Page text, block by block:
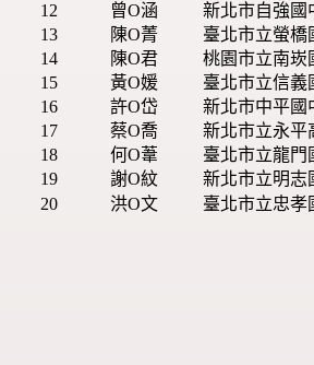
12
曾O涵
新北市自強國
13
陳O菁
臺北市立螢橋
14
陳O君
桃園市立南崁
15
黃O媛
臺北市立信義
16
許O岱
新北市中平國
17
蔡O喬
新北市立永平
18
何O葦
臺北市立龍門
19
謝O紋
新北市立明志
20
洪O文 臺北市立忠孝